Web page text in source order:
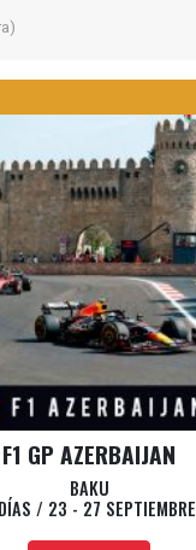
F1 GP AZERBAIJAN
BAKU
/ 23 - 27 SEPTIEMBRE